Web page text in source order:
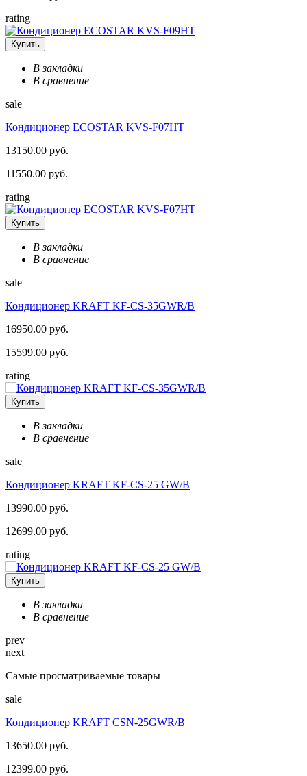
rating
Купить
В закладки
В сравнение
sale
Кондиционер ECOSTAR KVS-F07HT
13150.00 руб.
11550.00 руб.
rating
Купить
В закладки
В сравнение
sale
Кондиционер KRAFT KF-CS-35GWR/B
16950.00 руб.
15599.00 руб.
rating
Купить
В закладки
В сравнение
sale
Кондиционер KRAFT KF-CS-25 GW/B
13990.00 руб.
12699.00 руб.
rating
Купить
В закладки
В сравнение
prev
next
Самые просматриваемые товары
sale
Кондиционер KRAFT CSN-25GWR/B
13650.00 руб.
12399.00 руб.